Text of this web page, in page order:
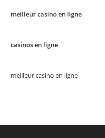
meilleur casino en ligne
casinos en ligne
meilleur casino en ligne